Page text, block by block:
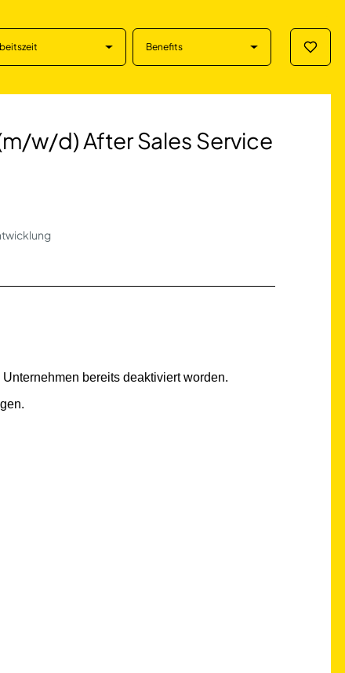
Benefits
After Sales
w/d) After Sales Service